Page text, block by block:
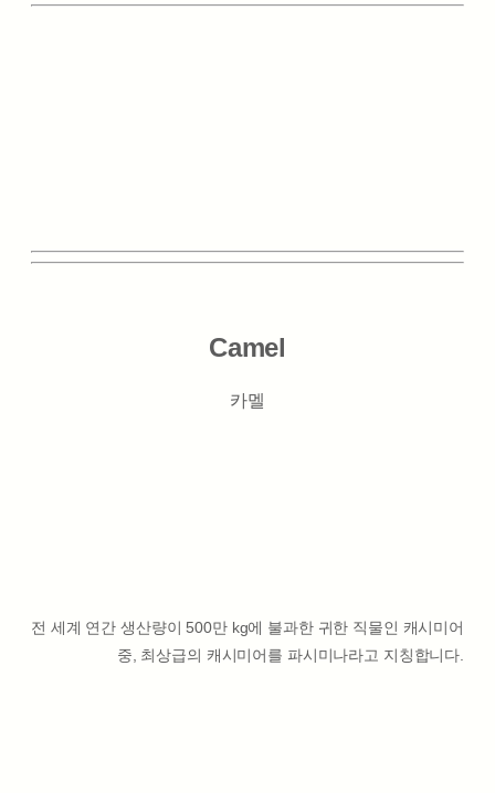
Camel
카멜
전 세계 연간 생산량이 500만 kg에 불과한 귀한 직물인 캐시미어
중, 최상급의 캐시미어를 파시미나라고 지칭합니다.